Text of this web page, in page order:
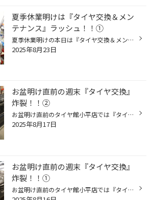
夏季休業明けは『タイヤ交換＆メン
テナンス』ラッシュ！！①
夏季休業明けの本日は『タイヤ交換＆メンテナンス』ラッシュでした～！！ ５日間休業でしたので、今日からまた全開で営業開始ですヨ～＼(^o^)／ 皆様のご来店お待ちしておりま～す(^_^)/ ◆ヴェルファイア ✖ REGNO GR-XⅢ TYPE-RV 235/50R18 101V XL ＆アライメント ◆バッテリー交換 エナジーウィズ ...
2025年8月23日
お盆明け直前の週末『タイヤ交換』
炸裂！！②
お盆明け直前のタイヤ館小平店では『タイヤ交換』が炸裂していま～す＼(^o^)／ お盆休みにクルマで帰省された方も多い事でしょう～(^_^)/ タイヤトラブルは、大丈夫でしたか～？？？ 帰ってからの点検もお忘れなく！！ ◆フォレスター ✖ ALENZA LX100 225/55R18 98V ◆ヴェゼル ✖ Playz PX-RVⅡ 215/55...
2025年8月17日
お盆明け直前の週末『タイヤ交換』
炸裂！！①
お盆明け直前のタイヤ館小平店では『タイヤ交換』が炸裂していま～す＼(^o^)／ お盆休みにクルマで帰省された方も多い事でしょう～(^_^)/ タイヤトラブルは、大丈夫でしたか～？？？ 帰ってからの点検もお忘れなく！！ ◆レヴォーグSTI ✖ REGNO GR-XⅢ 225/45R18 95W XL ◆スカイラインGT ✖ POTENZA S0...